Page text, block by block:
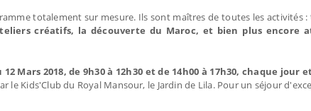
totalement sur mesure. Ils sont maîtres de toutes les activités
créatifs, la découverte du Maroc, et bien plus encore
Mars 2018, de 9h30 à 12h30 et de 14h00 à 17h30, chaque jour
Kids'Club du Royal Mansour, le Jardin de Lila. Pour un séjour